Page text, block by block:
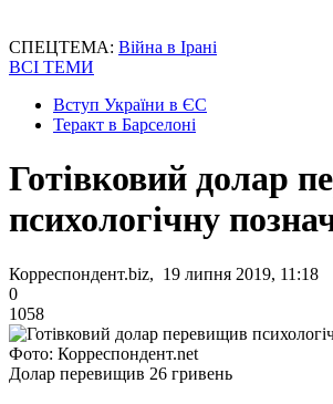
СПЕЦТЕМА: Війна в Ірані
ВСІ ТЕМИ
Вступ України в ЄС
Теракт в Барселоні
Готівковий долар
психологічну
Корреспондент.biz, 19 липня 2019, 11:18
0
1058
Фото: Корреспондент.net
Долар перевищив 26 гривень